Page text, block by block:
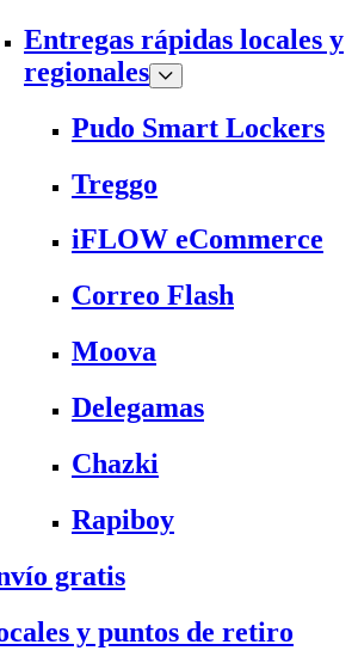
Entregas rápidas locales y
regionales
Pudo Smart Lockers
Treggo
iFLOW eCommerce
Correo Flash
Moova
Delegamas
Chazki
Rapiboy
gratis
y puntos de retiro